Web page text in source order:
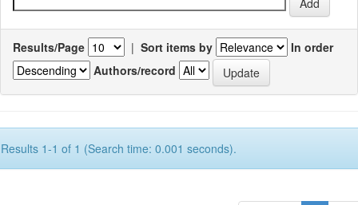
Results/Page | Sort items by
In order
Authors/record
Results 1-1 of 1 (Search time: 0.001 seconds).